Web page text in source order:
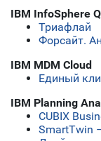
IBM InfoSphere
Триафлай
Форсайт.
IBM MDM Cloud
Единый
IBM Planning
CUBIX
SmartTwin